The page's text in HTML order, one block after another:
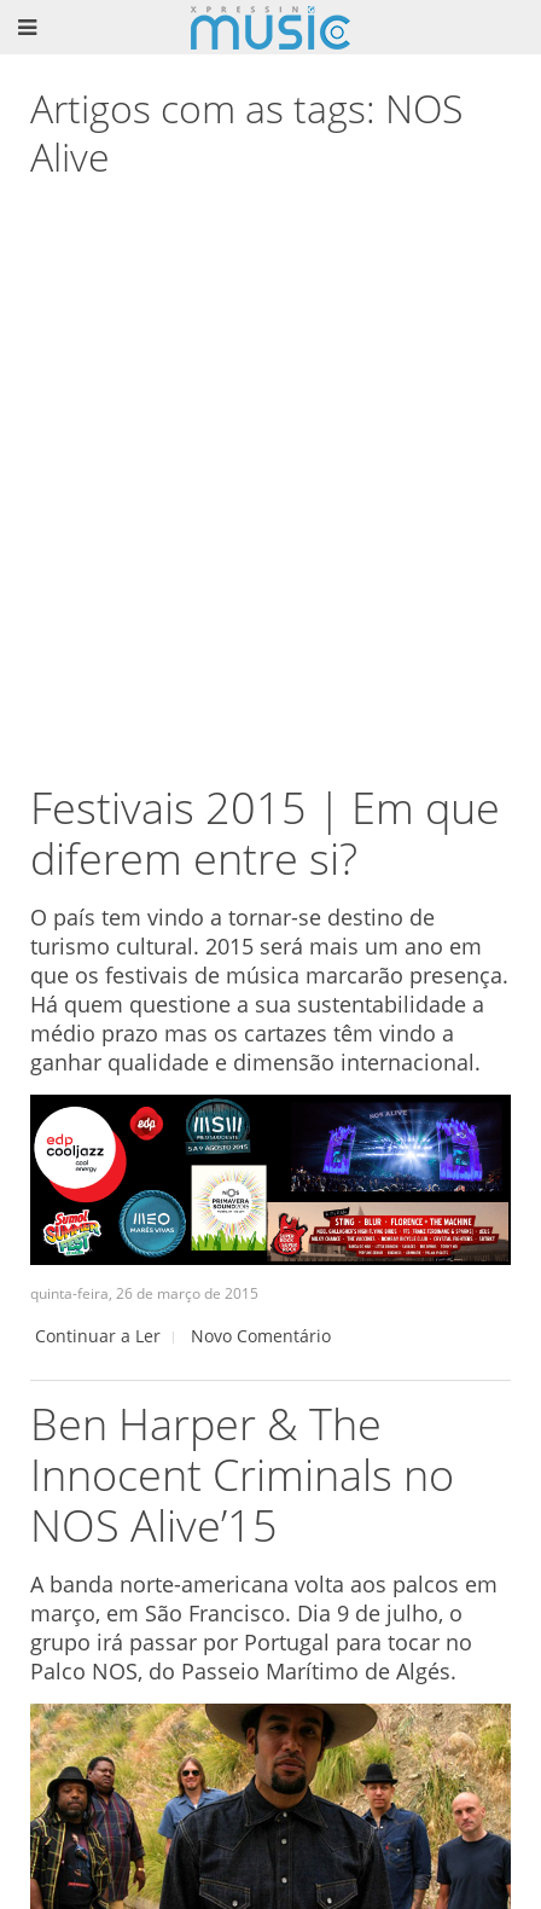
Artigos com as tags: NOS
Alive
Festivais 2015 | Em que
diferem entre si?
O país tem vindo a tornar-se destino de
turismo cultural. 2015 será mais um ano em
que os festivais de música marcarão presença.
Há quem questione a sua sustentabilidade a
médio prazo mas os cartazes têm vindo a
ganhar qualidade e dimensão internacional.
quinta-feira, 26 de março de 2015
Continuar a Ler Novo Comentário
Ben Harper & The
Innocent Criminals no
NOS Alive’15
A banda norte-americana volta aos palcos em
março, em São Francisco. Dia 9 de julho, o
grupo irá passar por Portugal para tocar no
Palco NOS, do Passeio Marítimo de Algés.